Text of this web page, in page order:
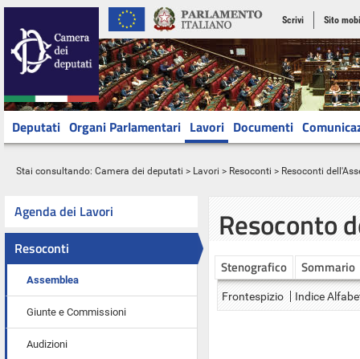
Scrivi Sito
Deputati Organi Parlamentari Lavori Documenti
Stai consultando: Camera dei deputati > Lavori > Resoconti > Resoconti
Agenda dei Lavori
Resoconti
Assemblea
Giunte e Commissioni
Audizioni
Resoconto
Stenografico Sommario
Frontespizio Indice